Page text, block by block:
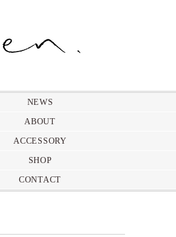
NEWS
ABOUT
ACCESSORY
SHOP
CONTACT